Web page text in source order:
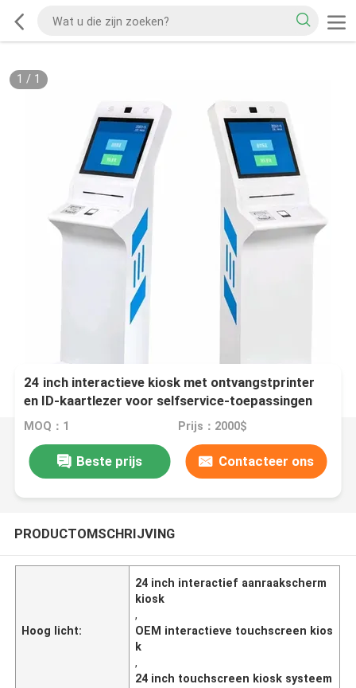
1 / 1
24 inch interactieve kiosk met ontvangstprinter
en ID-kaartlezer voor selfservice-toepassingen
MOQ：1 Prijs：2000$
Beste prijs Contacteer ons
PRODUCTOMSCHRIJVING
Hoog licht:
24 inch interactief aanraakscherm
kiosk
,
OEM interactieve touchscreen kios
k
,
24 inch touchscreen kiosk systeem